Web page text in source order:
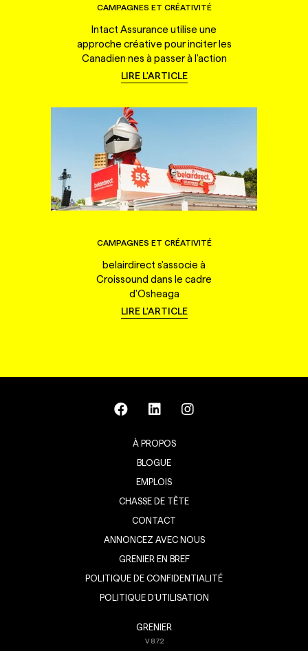
CAMPAGNES ET CRÉATIVITÉ
Intact Assurance utilise une
approche créative pour inciter les
Canadien·nes à passer à l'action
LIRE L'ARTICLE
CAMPAGNES ET CRÉATIVITÉ
belairdirect s'associe à
Croissound dans le cadre
d'Osheaga
LIRE L'ARTICLE
À PROPOS
BLOGUE
EMPLOIS
CHASSE DE TÊTE
CONTACT
ANNONCEZ AVEC NOUS
GRENIER EN BREF
POLITIQUE DE CONFIDENTIALITÉ
POLITIQUE D’UTILISATION
GRENIER
V8.7.2